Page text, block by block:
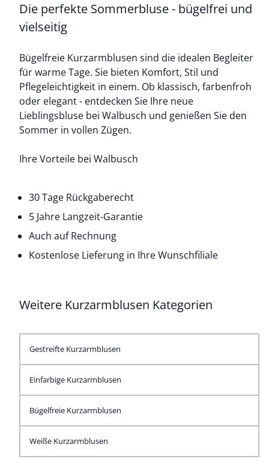
Die perfekte Sommerbluse- bügelfrei und
vielseitig
Bügelfreie Kurzarmblusen sind die idealen Begleiter
für warme Tage. Sie bieten Komfort, Stil und
Pflegeleichtigkeit in einem. Ob klassisch, farbenfroh
oder elegant - entdecken Sie Ihre neue
Lieblingsbluse bei Walbusch und genießen Sie den
Sommer in vollen Zügen.
Ihre Vorteile bei Walbusch
30 Tage Rückgaberecht
5 Jahre Langzeit-Garantie
Auch auf Rechnung
Kostenlose Lieferung in Ihre Wunschfiliale
Weitere Kurzarmblusen Kategorien
Gestreifte Kurzarmblusen
Einfarbige Kurzarmblusen
Bügelfreie Kurzarmblusen
Weiße Kurzarmblusen